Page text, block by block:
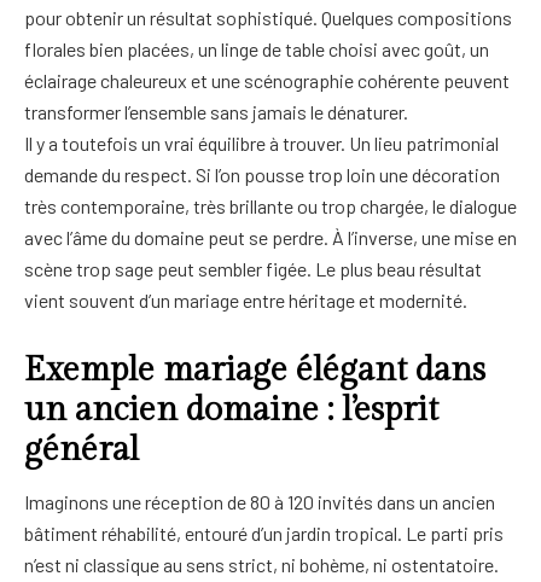
pour obtenir un résultat sophistiqué. Quelques compositions
florales bien placées, un linge de table choisi avec goût, un
éclairage chaleureux et une scénographie cohérente peuvent
transformer l’ensemble sans jamais le dénaturer.
Il y a toutefois un vrai équilibre à trouver. Un lieu patrimonial
demande du respect. Si l’on pousse trop loin une décoration
très contemporaine, très brillante ou trop chargée, le dialogue
avec l’âme du domaine peut se perdre. À l’inverse, une mise en
scène trop sage peut sembler figée. Le plus beau résultat
vient souvent d’un mariage entre héritage et modernité.
Exemple mariage élégant dans
un ancien domaine : l’esprit
général
Imaginons une réception de 80 à 120 invités dans un ancien
bâtiment réhabilité, entouré d’un jardin tropical. Le parti pris
n’est ni classique au sens strict, ni bohème, ni ostentatoire.